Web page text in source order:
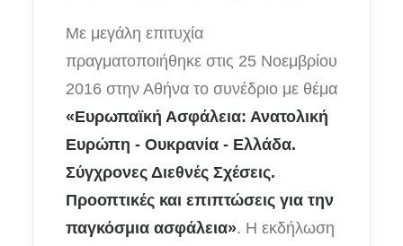
Με μεγάλη επιτυχία
πραγματοποιήθηκε στις 25 Νοεμβρίου
2016 στην Αθήνα το συνέδριο με θέμα
«Ευρωπαϊκή Ασφάλεια: Ανατολική
Ευρώπη - Ουκρανία - Ελλάδα.
Σύγχρονες Διεθνές Σχέσεις.
Προοπτικές και επιπτώσεις για την
παγκόσμια ασφάλεια». Η εκδήλωση